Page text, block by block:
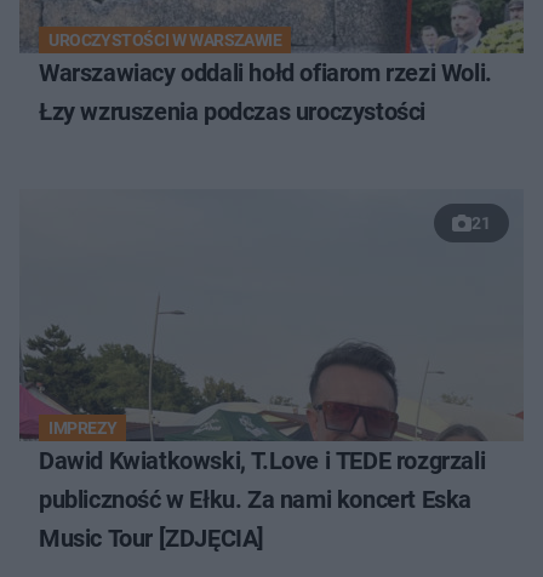
UROCZYSTOŚCI W WARSZAWIE
Warszawiacy oddali hołd ofiarom rzezi Woli.
Łzy wzruszenia podczas uroczystości
21
IMPREZY
Dawid Kwiatkowski, T.Love i TEDE rozgrzali
publiczność w Ełku. Za nami koncert Eska
Music Tour [ZDJĘCIA]